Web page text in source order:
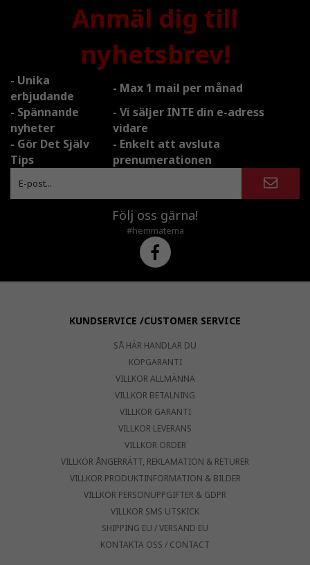
Anmäl dig till
nyhetsbrev!
- Unika
erbjudande
- Max 1 mail per månad
- Spännande
nyheter
- Vi säljer INTE din e-adress
vidare
- Gör Det Själv
Tips
- Enkelt att avsluta
prenumerationen
Följ oss gärna!
#hemmatema
KUNDSERVICE /CUSTOMER SERVICE
SÅ HÄR HANDLAR DU
KÖPGARANTI
VILLKOR ALLMÄNNA
VILLKOR BETALNING
VILLKOR GARANTI
VILLKOR LEVERANS
VILLKOR ORDER
VILLKOR ÅNGERRÄTT, REKLAMATION & RETURER
VILLKOR PRODUKTINFORMATION & BILDER
VILLKOR PERSONUPPGIFTER & GDPR
VILLKOR SMS UTSKICK
SHIPPING EU / VERSAND EU
KONTAKTA OSS / CONTACT